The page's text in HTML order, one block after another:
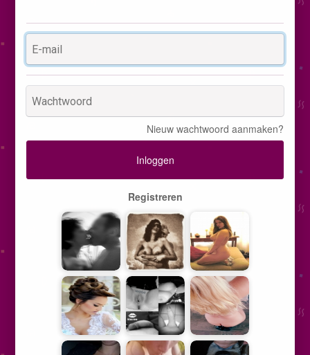
Nieuw wachtwoord aanmaken?
Inloggen
Registreren